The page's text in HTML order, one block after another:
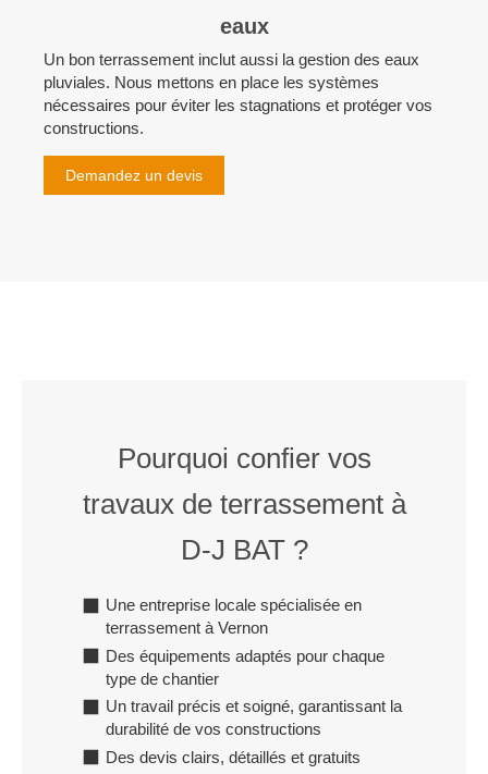
eaux
Un bon terrassement inclut aussi la gestion des eaux
pluviales. Nous mettons en place les systèmes
nécessaires pour éviter les stagnations et protéger vos
constructions.
Demandez un devis
Pourquoi confier vos
travaux de terrassement à
D-J BAT ?
Une entreprise locale spécialisée en
terrassement à Vernon
Des équipements adaptés pour chaque
type de chantier
Un travail précis et soigné, garantissant la
durabilité de vos constructions
Des devis clairs, détaillés et gratuits